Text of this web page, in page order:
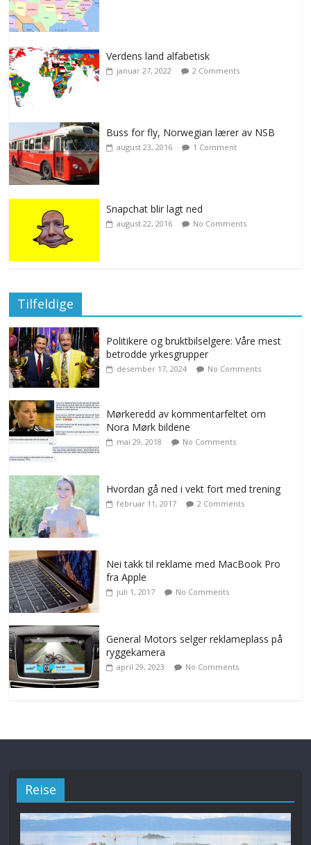
Verdens land alfabetisk
januar 27, 2022 2 Comments
Buss for fly, Norwegian lærer av NSB
august 23, 2016 1 Comment
Snapchat blir lagt ned
august 22, 2016 No Comments
Tilfeldige
Politikere og bruktbilselgere: Våre mest
betrodde yrkesgrupper
desember 17, 2024 No Comments
Mørkeredd av kommentarfeltet om
Nora Mørk bildene
mai 29, 2018 No Comments
Hvordan gå ned i vekt fort med trening
februar 11, 2017 2 Comments
Nei takk til reklame med MacBook Pro
fra Apple
juli 1, 2017 No Comments
General Motors selger reklameplass på
ryggekamera
april 29, 2023 No Comments
Reise